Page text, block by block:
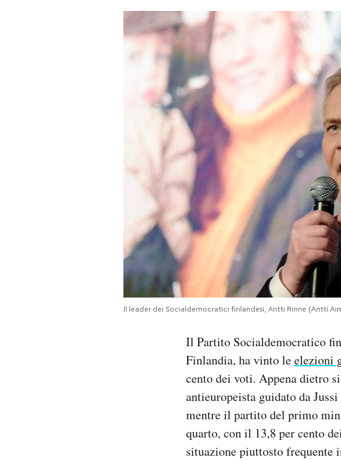
Altrecose
Mondiali calcio 2026
Il leader dei Socialdemocratici finlandesi, Antti Rinne (Antti
Il Partito Socialdemocratico
Finlandia, ha vinto leelezioni
cento dei voti. Appena dietro
antieuropeista guidato da
mentre il partito del primo
quarto, con il 13,8 per cento
situazione piuttosto frequente